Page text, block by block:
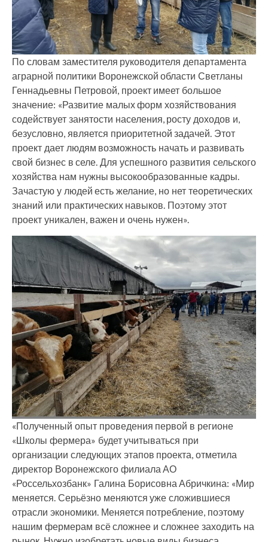
По словам заместителя руководителя департамента
аграрной политики Воронежской области Светланы
Геннадьевны Петровой, проект имеет большое
значение: «Развитие малых форм хозяйствования
содействует занятости населения, росту доходов и,
безусловно, является приоритетной задачей. Этот
проект дает людям возможность начать и развивать
свой бизнес в селе. Для успешного развития сельского
хозяйства нам нужны высокообразованные кадры.
Зачастую у людей есть желание, но нет теоретических
знаний или практических навыков. Поэтому этот
проект уникален, важен и очень нужен».
«Полученный опыт проведения первой в регионе
«Школы фермера» будет учитываться при
организации следующих этапов проекта, отметила
директор Воронежского филиала АО
«Россельхозбанк» Галина Борисовна Абричкина: «Мир
меняется. Серьёзно меняются уже сложившиеся
отрасли экономики. Меняется потребление, поэтому
нашим фермерам всё сложнее и сложнее заходить на